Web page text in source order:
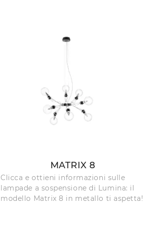
MATRIX 8
Clicca e ottieni informazioni sulle
lampade a sospensione di Lumina: il
modello Matrix 8 in metallo ti aspetta!